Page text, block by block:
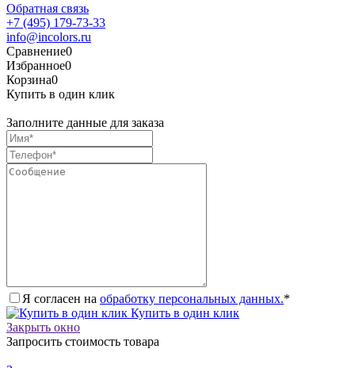
Обратная связь
+7 (495) 179-73-33
info@incolors.ru
Сравнение0
Избранное0
Корзина0
Купить в один клик
Заполните данные для заказа
Я согласен на обработку персональных данных.*
Купить в один клик
Закрыть окно
Запросить стоимость товара